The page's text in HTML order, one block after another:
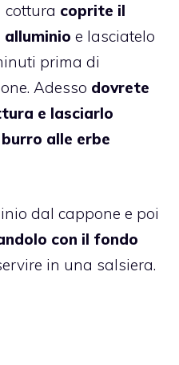
cottura coprite il
alluminio e lasciatelo
prima di
Adesso dovrete
e lasciarlo
alle erbe
dal cappone e poi
con il fondo
in una salsiera.